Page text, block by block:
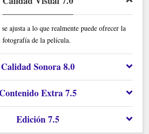
ajusta a lo que realmente puede ofrecer la
fotografía de la película.
Calidad Sonora 8.0
Contenido Extra 7.5
Edición 7.5